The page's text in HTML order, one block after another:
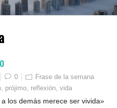
0
Frase de la semana
prójimo reflexión ,vida
los demás merece ser vivida»